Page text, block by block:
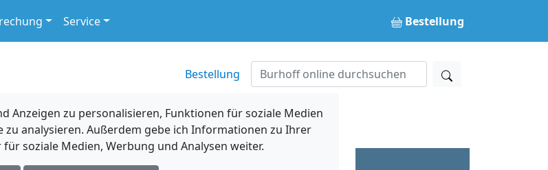
Service Bestellung
Bestellung
Anzeigen zu personalisieren, Funktionen für soziale Medien
analysieren. Außerdem gebe ich Informationen zu Ihrer
soziale Medien, Werbung und Analysen weiter.